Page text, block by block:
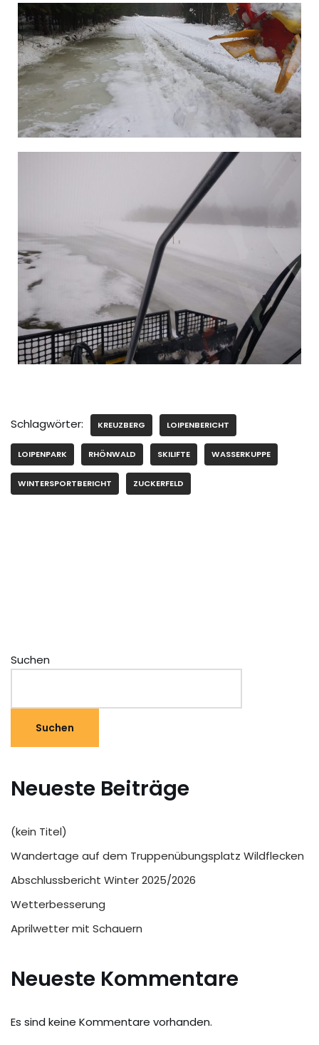
Schlagwörter: KREUZBERG LOIPENBERICHT
LOIPENPARK RHÖNWALD SKILIFTE WASSERKUPPE
WINTERSPORTBERICHT ZUCKERFELD
Suchen
Suchen
Neueste Beiträge
(kein Titel)
Wandertage auf dem Truppenübungsplatz Wildflecken
Abschlussbericht Winter 2025/2026
Wetterbesserung
Aprilwetter mit Schauern
Neueste Kommentare
Es sind keine Kommentare vorhanden.